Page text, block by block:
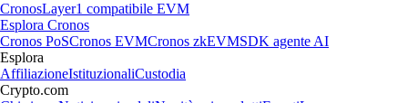
CronosLayer1 compatibile EVM
Esplora Cronos
Cronos PoSCronos EVMCronos zkEVMSDK agente AI
Esplora
AffiliazioneIstituzionaliCustodia
Crypto.com